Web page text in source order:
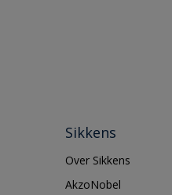
Sikkens
Over Sikkens
AkzoNobel